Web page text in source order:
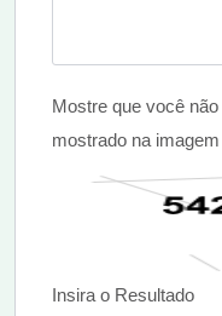
Mostre que você
mostrado na imagem
Insira o Resultado